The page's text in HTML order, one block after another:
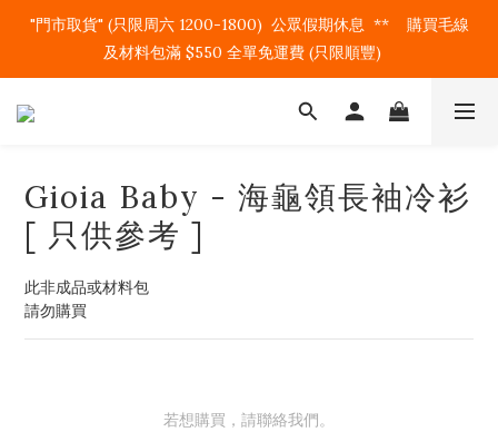
"門市取貨" (只限周六 1200-1800)  公眾假期休息  **    購買毛線
及材料包滿 $550 全單免運費 (只限順豐)
Gioia Baby - 海龜領長袖冷衫
[ 只供參考 ]
此非成品或材料包
請勿購買
若想購買，請聯絡我們。